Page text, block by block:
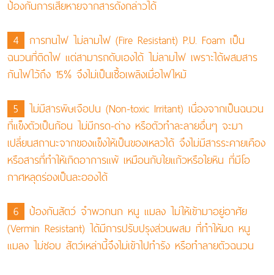
ป้องกันการเสียหายจากสารดังกล่าวได้
4
การทนไฟ ไม่ลามไฟ (Fire Resistant) P.U. Foam เป็น
ฉนวนที่ติดไฟ แต่สามารถดับเองได้ ไม่ลามไฟ เพราะได้ผสมสาร
กันไฟไว้ถึง 15% จึงไม่เป็นเชื้อเพลิงเมื่อไฟไหม้
5
ไม่มีสารพิษเจือปน (Non-toxic Irritant) เนื่องจากเป็นฉนวน
ที่แข็งตัวเป็นก้อน ไม่มีกรด-ด่าง หรือตัวทำละลายอื่นๆ จะมา
เปลี่ยนสถานะจากของแข็งให้เป็นของเหลวได้ จึงไม่มีสารระคายเคือง
หรือสารที่ทำให้เกิดอาการแพ้ เหมือนกับใยแก้วหรือใยหิน ที่มีโอ
กาศหลุดร่องเป็นละอองได้
6
ป้องกันสัตว์ จำพวกนก หนู แมลง ไม่ให้เข้ามาอยู่อาศัย
(Vermin Resistant) ได้มีการปรับปรุงส่วนผสม ที่ทำให้มด หนู
แมลง ไม่ชอบ สัตว์เหล่านี้จึงไม่เข้าไปทำรัง หรือทำลายตัวฉนวน